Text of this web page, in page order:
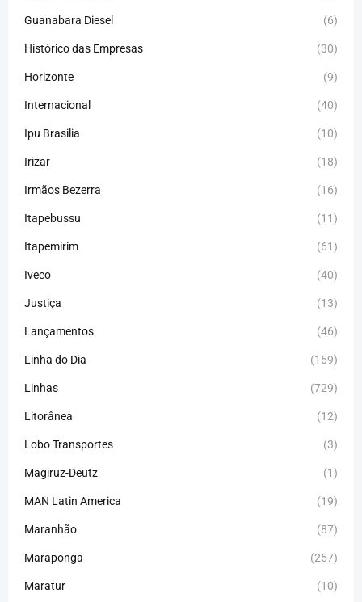
Guanabara Diesel (6)
Histórico das Empresas (30)
Horizonte (9)
Internacional (40)
Ipu Brasilia (10)
Irizar (18)
Irmãos Bezerra (16)
Itapebussu (11)
Itapemirim (61)
Iveco (40)
Justiça (13)
Lançamentos (46)
Linha do Dia (159)
Linhas (729)
Litorânea (12)
Lobo Transportes (3)
Magiruz-Deutz (1)
MAN Latin America (19)
Maranhão (87)
Maraponga (257)
Maratur (10)